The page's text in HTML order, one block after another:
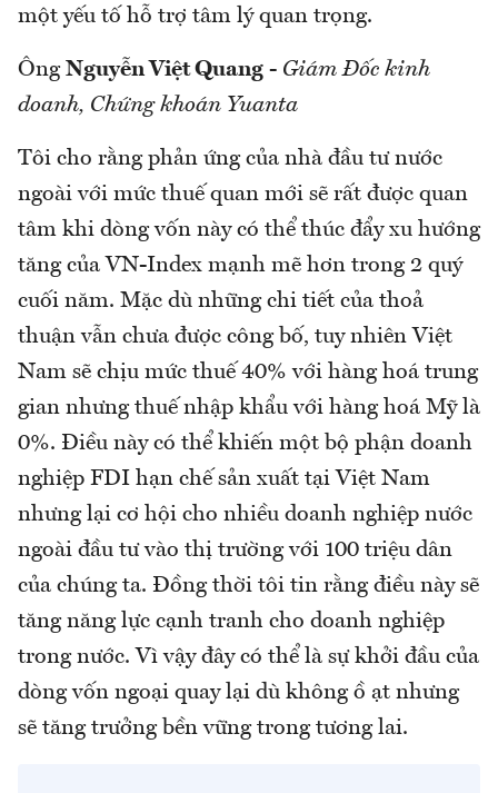
một yếu tố hỗ trợ tâm lý quan trọng.
Ông Nguyễn Việt Quang - Giám Đốc kinh
doanh, Chứng khoán Yuanta
Tôi cho rằng phản ứng của nhà đầu tư nước
ngoài với mức thuế quan mới sẽ rất được quan
tâm khi dòng vốn này có thể thúc đẩy xu hướng
tăng của VN-Index mạnh mẽ hơn trong 2 quý
cuối năm. Mặc dù những chi tiết của thoả
thuận vẫn chưa được công bố, tuy nhiên Việt
Nam sẽ chịu mức thuế 40% với hàng hoá trung
gian nhưng thuế nhập khẩu với hàng hoá Mỹ là
0%. Điều này có thể khiến một bộ phận doanh
nghiệp FDI hạn chế sản xuất tại Việt Nam
nhưng lại cơ hội cho nhiều doanh nghiệp nước
ngoài đầu tư vào thị trường với 100 triệu dân
của chúng ta. Đồng thời tôi tin rằng điều này sẽ
tăng năng lực cạnh tranh cho doanh nghiệp
trong nước. Vì vậy đây có thể là sự khởi đầu của
dòng vốn ngoại quay lại dù không ồ ạt nhưng
sẽ tăng trưởng bền vững trong tương lai.